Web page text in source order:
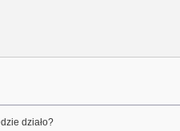
działo?